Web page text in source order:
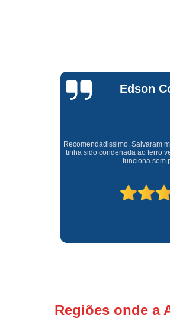
Uma empresa á 41 anos no
cliente ótimo atendimento com
Regiões onde a